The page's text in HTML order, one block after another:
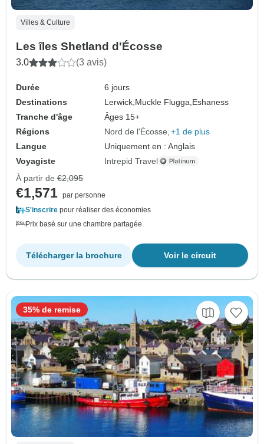
Villes & Culture
Les îles Shetland d'Écosse
3.0 (3 avis)
Durée
6 jours
Destinations
Lerwick, Muckle Flugga, Eshaness
Tranche d'âge
Âges 15+
Régions
Nord de l'Écosse +1 de plus
Langue
Uniquement en : Anglais
Voyagiste
Intrepid Travel
À partir de €2,095
€1,571 par personne
S'inscrire pour réaliser des économies
Prix basé sur une chambre partagée
Voir le circuit
Télécharger la brochure
35% de remise